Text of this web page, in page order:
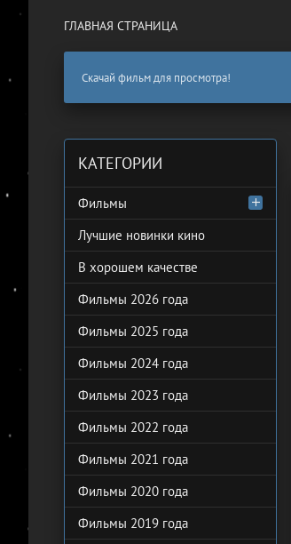
ГЛАВНАЯ СТРАНИЦА
Скачай фильм для просмотра!
КАТЕГОРИИ
Фильмы
Лучшие новинки кино
В хорошем качестве
Фильмы 2026 года
Фильмы 2025 года
Фильмы 2024 года
Фильмы 2023 года
Фильмы 2022 года
Фильмы 2021 года
Фильмы 2020 года
Фильмы 2019 года